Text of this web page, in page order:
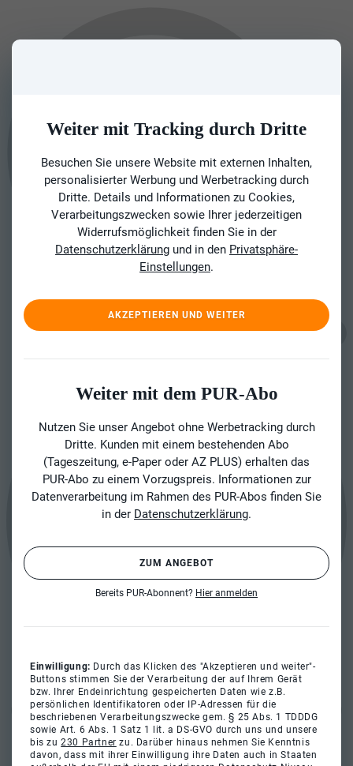
Weiter mit Tracking durch Dritte
Besuchen Sie unsere Website mit externen Inhalten,
personalisierter Werbung und Werbetracking durch
Dritte. Details und Informationen zu Cookies,
Verarbeitungszwecken sowie Ihrer jederzeitigen
Widerrufsmöglichkeit finden Sie in der
Datenschutzerklärung und in den Privatsphäre-
Einstellungen.
AKZEPTIEREN UND WEITER
Weiter mit dem PUR-Abo
Nutzen Sie unser Angebot ohne Werbetracking durch
Dritte. Kunden mit einem bestehenden Abo
(Tageszeitung, e-Paper oder AZ PLUS) erhalten das
PUR-Abo zu einem Vorzugspreis. Informationen zur
Datenverarbeitung im Rahmen des PUR-Abos finden Sie
in der Datenschutzerklärung.
ZUM ANGEBOT
Bereits PUR-Abonnent? Hier anmelden
Einwilligung: Durch das Klicken des "Akzeptieren und weiter"-
Buttons stimmen Sie der Verarbeitung der auf Ihrem Gerät
bzw. Ihrer Endeinrichtung gespeicherten Daten wie z.B.
persönlichen Identifikatoren oder IP-Adressen für die
beschriebenen Verarbeitungszwecke gem. § 25 Abs. 1 TDDDG
sowie Art. 6 Abs. 1 Satz 1 lit. a DS-GVO durch uns und unsere
bis zu230 Partner zu. Darüber hinaus nehmen Sie Kenntnis
davon, dass mit ihrer Einwilligung ihre Daten auch in Staaten